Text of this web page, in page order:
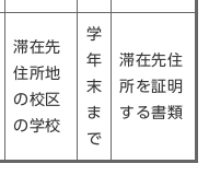
滞在先
住所地
の校区
の学校
学
年
末
ま
で
滞在先住
所を証明
する書類